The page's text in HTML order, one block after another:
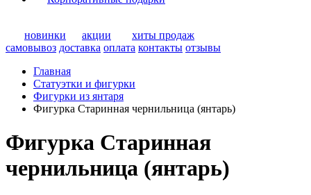
новинки акции
хиты продаж
самовывоз доставка оплата контакты отзывы
Главная
Статуэтки и фигурки
Фигурки из янтаря
Фигурка Старинная чернильница (янтарь)
Фигурка Старинная
чернильница (янтарь)